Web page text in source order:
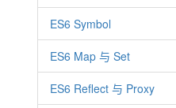
ES6 Symbol
ES6 Map 与 Set
ES6 Reflect 与 Proxy